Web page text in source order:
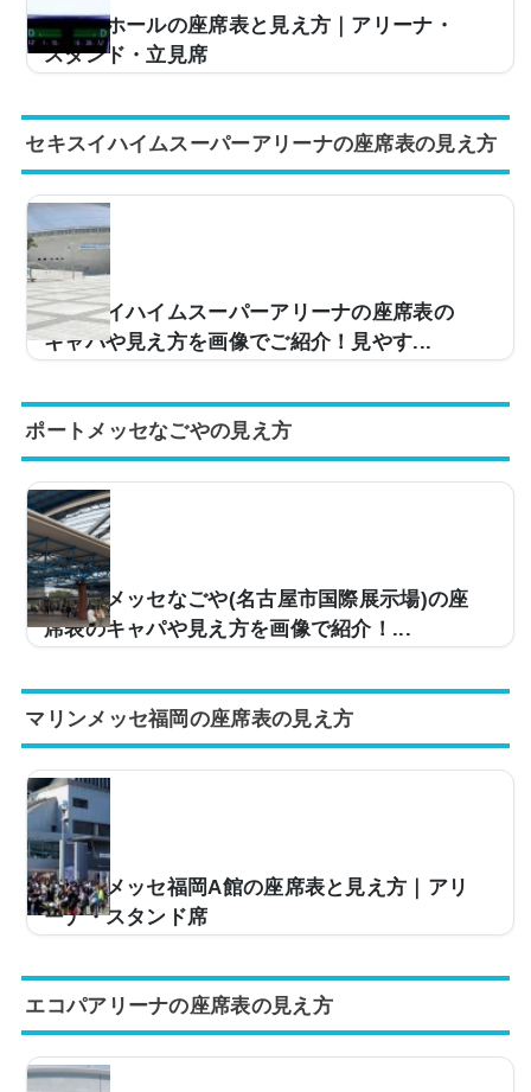
す。この記事では座席表とキャパ、各席からの見え方を
画像つきで紹介します。※幕張メッセイベントホールや
4〜6...
大阪城ホールの座席表と見え方｜アリーナ・
スタンド・立見席
た最大約16,000人収容の大型アリーナです。JR大阪環
状線「大阪城公園駅」から徒歩約5分と駅からも近く、
関西のライブ・コンサートの中心となっている会場で
す。座席はアリーナ席（1階）・スタンド席（2階）・立
よって距離感がまったく違います。この記事では座席表
とキャパ、各席からの見え方を画像つきで紹介します。
ライブの予定がある人今度、大阪城ホールのライブに行
くんだけど、座席からの眺めが気になって……。どんな
雰囲...
セキスイハイムスーパーアリーナの座席表の見え方
セキスイハイムスーパーアリーナの座席表の
キャパや見え方を画像でご紹介！見やす...
パーアリーナ（グランディ21）。キャパは約7,000人
と、都心部を除いては大規模な会場となっており、多く
のアリーナツアーで使用されているコンサート会場で
す。そんなセキスイハイムスーパーアリーナですが、自
分の座席からどのような見え方になっているのか、眺め
が気になりますよね？そこで、座席表からの見え方を画
像付きでご紹介し、見やすい席についてもいくつか挙げ
ていきます。セキスイハイムスーパーアリーナの座席表
とキャパは？セキスイハイムスーパーアリーナの座席表
の...
ポートメッセなごやの見え方
ポートメッセなごや(名古屋市国際展示場)の座
席表のキャパや見え方を画像で紹介！...
屋市国際展示場)。具体的なキャパは不明ですが大規模
な造りとなっており、多くのアーティストのツアー会場
などで使用されています。ただ、「今度、ポートメッセ
なごやに行くけど、座席からの見え方はどんな感じな
の？」などと疑問を感じている方も多いです。そこで、
座席表や座席からの見え方を実際の画像とともにご紹介
し、見やすい席はどこなのかについてまとめてみまし
た。ポートメッセなごやの座席表とキャパは？ポートメ
ッセなごやの座席表の画像は以下の通りです。上記の座
席...
マリンメッセ福岡の座席表の見え方
マリンメッセ福岡A館の座席表と見え方｜アリ
ーナ・スタンド席
ロント地区に建つ九州最大級の多目的アリーナです。19
94年8月の開館当初は「マリンメッセ福岡」という名称
でしたが、B館の整備にともない2019年10月1日に現在
の「マリンメッセ福岡A館」へ改称されました。約9,100
平方メートルの大ホールを備え、シアター形式での最大
エコパアリーナの座席表の見え方